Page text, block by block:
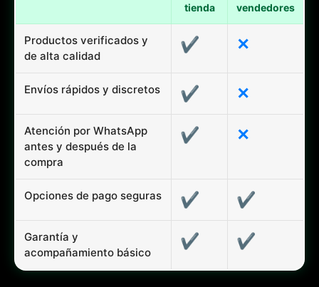
tienda
vendedores
Productos verificados y
de alta calidad
✔ ✕
Envíos rápidos y discretos ✔ ✕
Atención por WhatsApp
antes y después de la
compra
✔ ✕
Opciones de pago seguras ✔ ✔
Garantía y
acompañamiento básico
✔ ✔